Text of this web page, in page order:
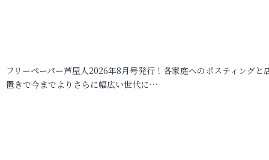
フリーペーパー芦屋人2026年8月号発行！各家庭へのポスティングと
置きで今までよりさらに幅広い世代に…